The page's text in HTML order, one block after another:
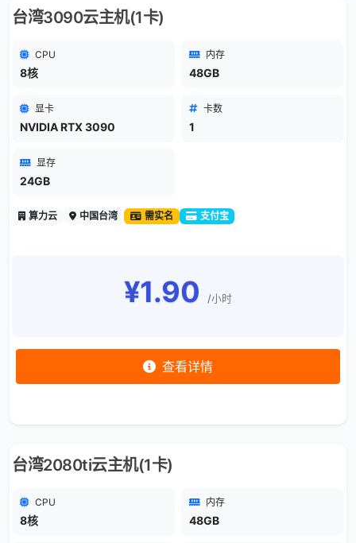
台湾3090云主机(1卡)
CPU
8核
内存
48GB
显卡
NVIDIA RTX 3090
卡数
1
显存
24GB
算力云 中国台湾 需实名 支付宝
¥1.90 /小时
查看详情
台湾2080ti云主机(1卡)
CPU
8核
内存
48GB